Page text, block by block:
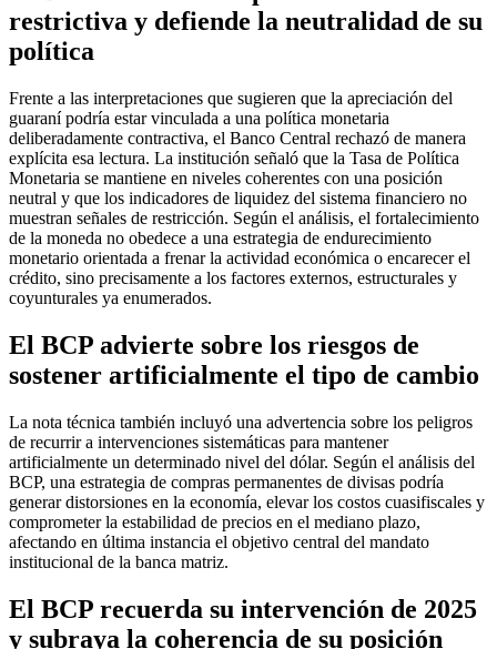
restrictiva y defiende la neutralidad de su
política
Frente a las interpretaciones que sugieren que la apreciación del
guaraní podría estar vinculada a una política monetaria
deliberadamente contractiva, el Banco Central rechazó de manera
explícita esa lectura. La institución señaló que la Tasa de Política
Monetaria se mantiene en niveles coherentes con una posición
neutral y que los indicadores de liquidez del sistema financiero no
muestran señales de restricción. Según el análisis, el fortalecimiento
de la moneda no obedece a una estrategia de endurecimiento
monetario orientada a frenar la actividad económica o encarecer el
crédito, sino precisamente a los factores externos, estructurales y
coyunturales ya enumerados.
El BCP advierte sobre los riesgos de
sostener artificialmente el tipo de cambio
La nota técnica también incluyó una advertencia sobre los peligros
de recurrir a intervenciones sistemáticas para mantener
artificialmente un determinado nivel del dólar. Según el análisis del
BCP, una estrategia de compras permanentes de divisas podría
generar distorsiones en la economía, elevar los costos cuasifiscales y
comprometer la estabilidad de precios en el mediano plazo,
afectando en última instancia el objetivo central del mandato
institucional de la banca matriz.
El BCP recuerda su intervención de 2025
y subraya la coherencia de su posición